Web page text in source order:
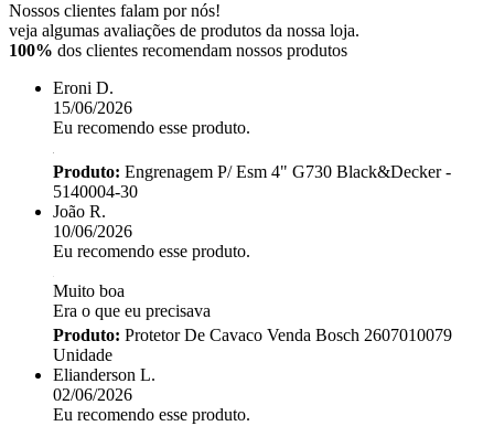
Nossos clientes falam por nós!
veja algumas avaliações de produtos da nossa loja.
100% dos clientes recomendam nossos produtos
Eroni D.
15/06/2026
Eu recomendo esse produto.
Produto: Engrenagem P/ Esm 4" G730 Black&Decker -
5140004-30
João R.
10/06/2026
Eu recomendo esse produto.
Muito boa
Era o que eu precisava
Produto: Protetor De Cavaco Venda Bosch 2607010079
Unidade
Elianderson L.
02/06/2026
Eu recomendo esse produto.